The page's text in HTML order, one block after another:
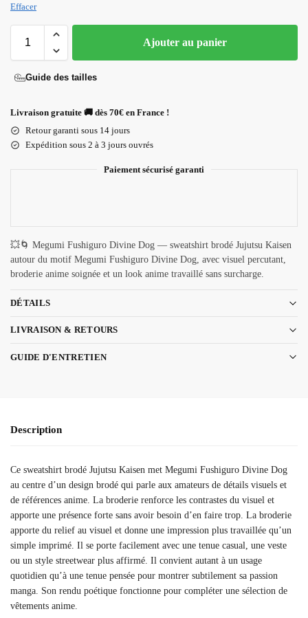
Effacer
Ajouter au panier
Guide des tailles
Livraison gratuite 🚚 dès 70€ en France !
Retour garanti sous 14 jours
Expédition sous 2 à 3 jours ouvrés
Paiement sécurisé garanti
💥🌀 Megumi Fushiguro Divine Dog — sweatshirt brodé Jujutsu Kaisen
autour du motif Megumi Fushiguro Divine Dog, avec visuel percutant,
broderie anime soignée et un look anime travaillé sans surcharge.
DÉTAILS
LIVRAISON & RETOURS
GUIDE D'ENTRETIEN
Description
Ce sweatshirt brodé Jujutsu Kaisen met Megumi Fushiguro Divine Dog
au centre d’un design brodé qui parle aux amateurs de détails visuels et
de références anime. La broderie renforce les contrastes du visuel et
apporte une présence forte sans avoir besoin d’en faire trop. La broderie
apporte du relief au visuel et donne une impression plus travaillée qu’un
simple imprimé. Il se porte facilement avec une tenue casual, une veste
ou un style streetwear plus affirmé. Il convient autant à un usage
quotidien qu’à une tenue pensée pour montrer subtilement sa passion
manga. Son rendu poétique fonctionne pour compléter une sélection de
vêtements anime.